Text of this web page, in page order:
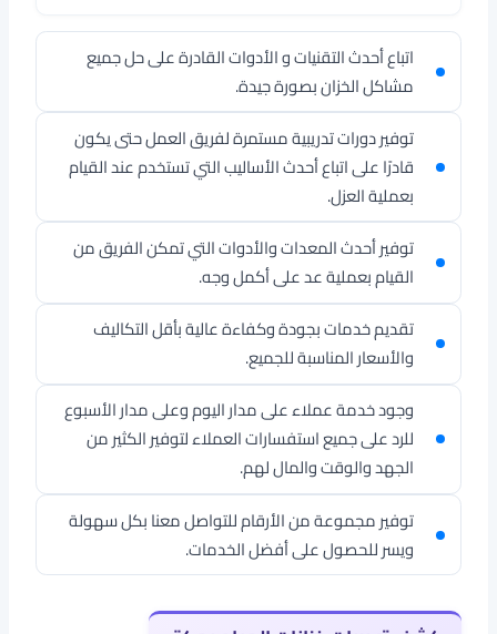
اتباع أحدث التقنيات و الأدوات القادرة على حل جميع
مشاكل الخزان بصورة جيدة.
توفير دورات تدريبية مستمرة لفريق العمل حتى يكون
قادرًا على اتباع أحدث الأساليب التي تستخدم عند القيام
بعملية العزل.
توفير أحدث المعدات والأدوات التي تمكن الفريق من
القيام بعملية عد على أكمل وجه.
تقديم خدمات بجودة وكفاءة عالية بأقل التكاليف
والأسعار المناسبة للجميع.
وجود خدمة عملاء على مدار اليوم وعلى مدار الأسبوع
للرد على جميع استفسارات العملاء لتوفير الكثير من
الجهد والوقت والمال لهم.
توفير مجموعة من الأرقام للتواصل معنا بكل سهولة
ويسر للحصول على أفضل الخدمات.